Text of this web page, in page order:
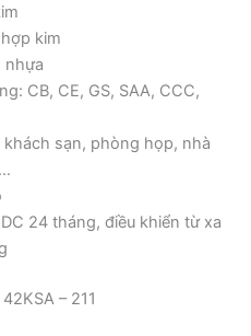
kim
nhựa
CB, CE, GS, SAA, CCC,
khách sạn, phòng họp, nhà
24 tháng, điều khiển từ xa
– 211